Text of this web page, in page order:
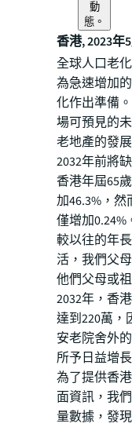
動
態。
香港, 2023年
全球人口老
為急速增加
化作出準備
場可預見的
老地產的發
2032年前將
香港年屆65
加46.3%，
僅增加
較以往的年
活，我們父
他們父母或
2032年，香
達到220萬，
安老院舍外
所予日益增
為了提供香
面資訊，我
量數據，發